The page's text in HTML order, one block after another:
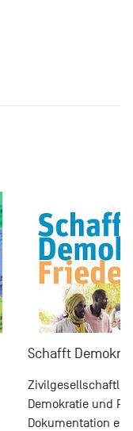
Schafft
Demokratie und
Dokumentation